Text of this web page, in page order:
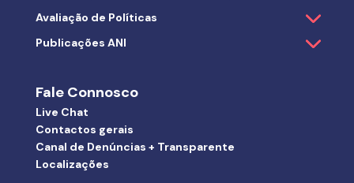
Avaliação de Políticas
Publicações ANI
Fale Connosco
Live Chat
Contactos gerais
Canal de Denúncias + Transparente
Localizações